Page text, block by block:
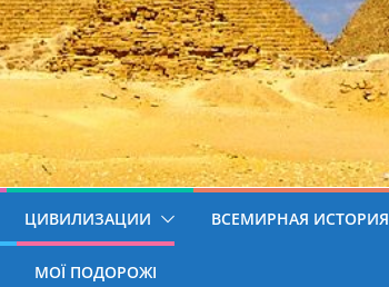
ЦИВИЛИЗАЦИИ ВСЕМИРНАЯ ИСТОРИЯ
МОЇ ПОДОРОЖІ